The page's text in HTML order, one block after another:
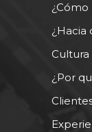
¿Cómo
¿Hacia
¿Por